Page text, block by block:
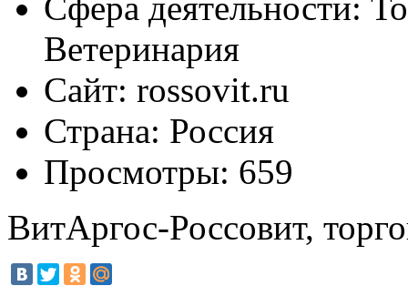
Ветеринария
Сайт: rossovit.ru
Страна: Россия
Просмотры: 659
ВитАргос-Россовит,